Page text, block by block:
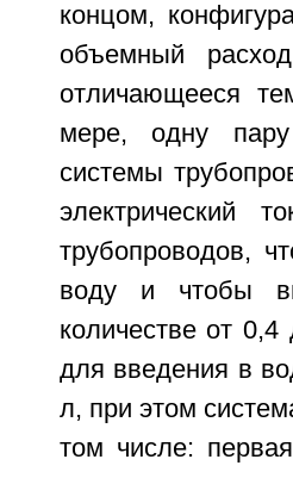
концом,
объемный
отличающееся
мере, одну пару
системы
электрический
трубопроводов,
воду и чтобы
количестве от
для введения в
л, при этом
том числе: